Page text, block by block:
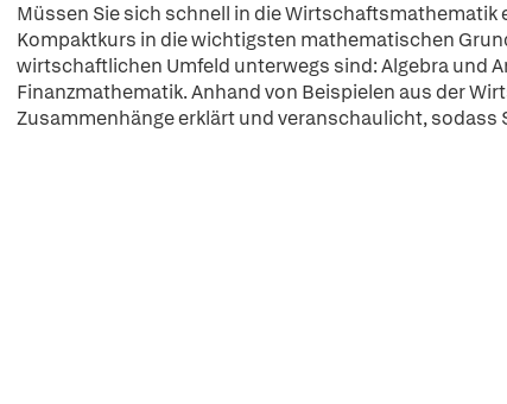
Müssen Sie sich schnell in die
Kompaktkurs in die wichtigsten mathematischen
wirtschaftlichen Umfeld unterwegs sind: Algebra und
Finanzmathematik. Anhand von Beispielen aus der
Zusammenhänge erklärt und veranschaulicht, sodass